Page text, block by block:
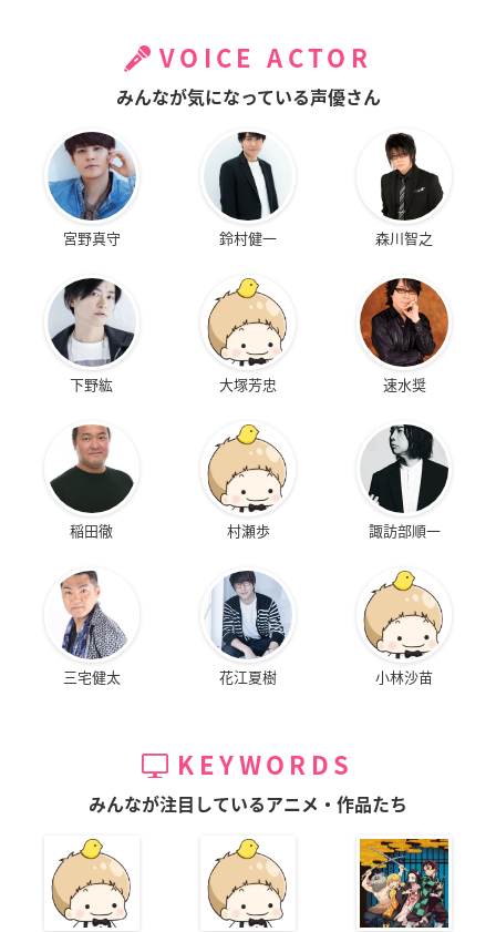
VOICE ACTOR
みんなが気になっている声優さん
宮野真守 鈴村健一 森川智之
下野紘 大塚芳忠 速水奨
稲田徹 村瀬歩 諏訪部順一
三宅健太 花江夏樹 小林沙苗
KEYWORDS
みんなが注目しているアニメ・作品たち